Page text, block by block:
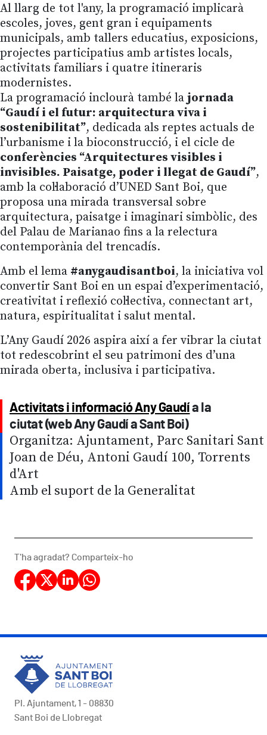
Al llarg de tot l'any, la programació implicarà
escoles, joves, gent gran i equipaments
municipals, amb tallers educatius, exposicions,
projectes participatius amb artistes locals,
activitats familiars i quatre itineraris
modernistes.
La programació inclourà també la jornada
“Gaudí i el futur: arquitectura viva i
sostenibilitat”, dedicada als reptes actuals de
l’urbanisme i la bioconstrucció, i el cicle de
conferències “Arquitectures visibles i
invisibles. Paisatge, poder i llegat de Gaudí”,
amb la col·laboració d’UNED Sant Boi, que
proposa una mirada transversal sobre
arquitectura, paisatge i imaginari simbòlic, des
del Palau de Marianao fins a la relectura
contemporània del trencadís.
Amb el lema #anygaudisantboi, la iniciativa vol
convertir Sant Boi en un espai d’experimentació,
creativitat i reflexió col·lectiva, connectant art,
natura, espiritualitat i salut mental.
L’Any Gaudí 2026 aspira així a fer vibrar la ciutat
tot redescobrint el seu patrimoni des d’una
mirada oberta, inclusiva i participativa.
Activitats i informació Any Gaudía la
ciutat (web Any Gaudí a Sant Boi)
Organitza: Ajuntament, Parc Sanitari Sant
Joan de Déu, Antoni Gaudí 100, Torrents
d'Art
Amb el suport de la Generalitat
T'ha agradat? Comparteix-ho
Pl. Ajuntament, 1 - 08830
Sant Boi de Llobregat